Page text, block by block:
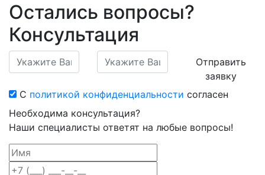
Остались вопросы?
Консультация
Отправить
заявку
С политикой конфиденциальности согласен
Необходима консультация?
Наши специалисты ответят на любые вопросы!